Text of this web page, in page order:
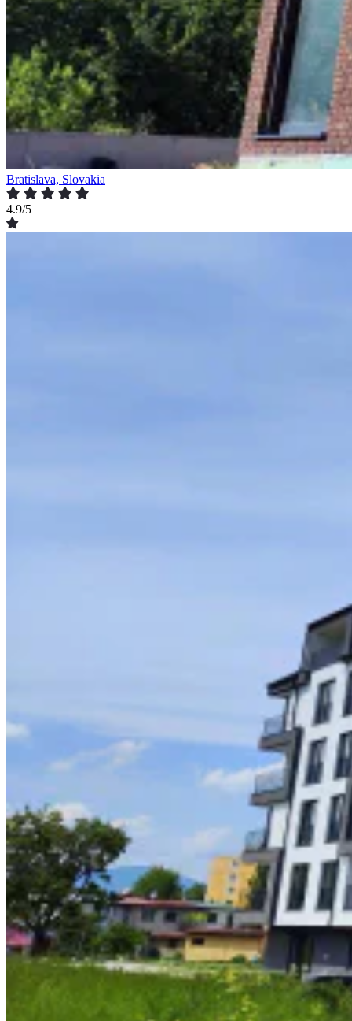
Bratislava, Slovakia
4.9/5